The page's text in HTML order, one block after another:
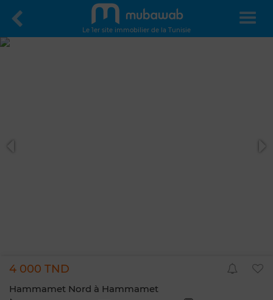
Le 1er site immobilier de la Tunisie
4 000 TND
Hammamet Nord à Hammamet